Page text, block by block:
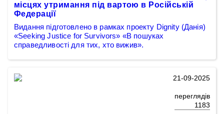
місцях утримання під вартою в Російській
Федерації
Видання підготовлено в рамках проекту Dignity (Данія)
«Seeking Justice for Survivors» «В пошуках
справедливості для тих, хто вижив».
21-09-2025
переглядів
1183